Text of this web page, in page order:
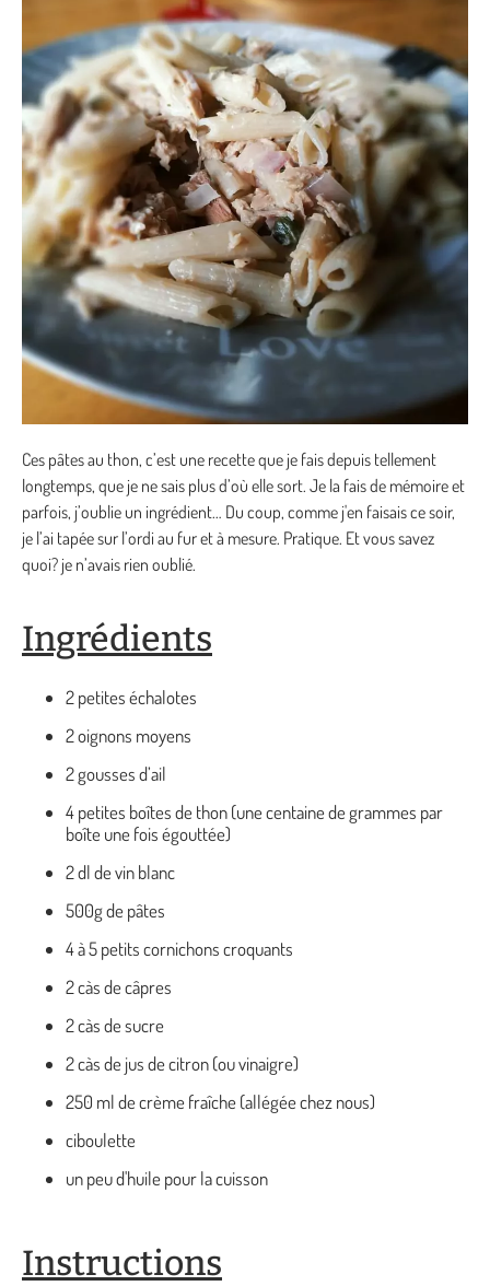
Ces pâtes au thon, c’est une recette que je fais depuis tellement
longtemps, que je ne sais plus d’où elle sort. Je la fais de mémoire et
parfois, j’oublie un ingrédient… Du coup, comme j'en faisais ce soir,
je l’ai tapée sur l’ordi au fur et à mesure. Pratique. Et vous savez
quoi? je n’avais rien oublié.
Ingrédients
2 petites échalotes
2 oignons moyens
2 gousses d’ail
4 petites boîtes de thon (une centaine de grammes par
boîte une fois égouttée)
2 dl de vin blanc
500g de pâtes
4 à 5 petits cornichons croquants
2 càs de câpres
2 càs de sucre
2 càs de jus de citron (ou vinaigre)
250 ml de crème fraîche (allégée chez nous)
ciboulette
un peu d'huile pour la cuisson
Instructions